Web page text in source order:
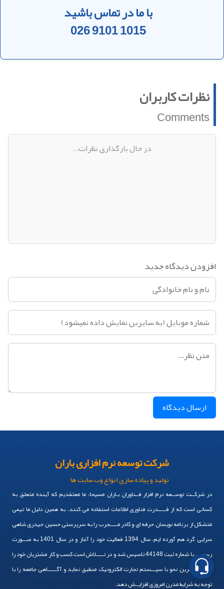
با ما در تماس باشید
026 9101 1015
نظرات کاربران
Comments
در حال بارگذاری نظرات…
افزودن دیدگاه جدید
ارسال دیدگاه
شرکت توسعه نرم افزاری باران
تولید و پیاده سازی انواع وب سایت ها
در شرکــت توســعه نرم افزار فــناوران بـاران مسیحا، ما معتقدیم که آینده متعلق به
کسانی است که از قـــــدرت فناوری اطلاعات استفاده می کنند. به همین دلیل ما تیمی
متشکل از برنامه نویسان حرفه ای و کادر مـــــجرب را به سرپرستی حسین حیدری شاهی
سرایی گرد هم آورده ایم. سال 1394 فعالیت خود را آغاز و در سال 1401 به صـــورت
رسمی ، با شماره ثبت 44148 تاسیس شد و در تـــــلاش است کسب و کار مشتریان خود را
به بهــــــترین نحو با سیـــستم تجارت الکترونیک منطبق نماید و آگــــــاهی جامعه را با
توجه به شرایط مدرن امروزی افزایــش دهد.
تماس بگیرید
پیام در تلگرام
پیام در واتساپ
پیام در لینکدین